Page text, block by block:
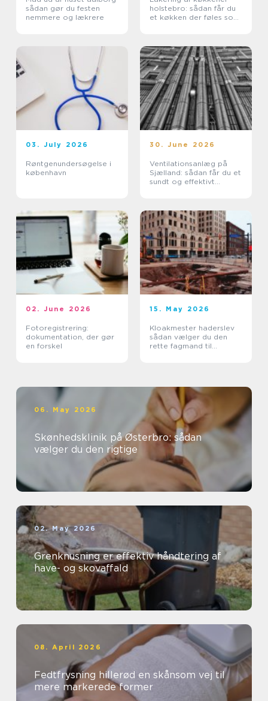
sådan gør du festen
nemmere og lækrere
holstebro: sådan får du
et køkken der føles som
03. July 2026
Røntgenundersøgelse i
københavn
30. June 2026
Ventilationsanlæg på
Sjælland: sådan får du et
sundt og effektivt
02. June 2026
Fotoregistrering:
dokumentation, der gør
en forskel
15. May 2026
Kloakmester haderslev
sådan vælger du den
rette fagmand til
06. May 2026
Skønhedsklinik på Østerbro: sådan
vælger du den rigtige
02. May 2026
Grenknusning er effektiv håndtering af
have- og skovaffald
08. April 2026
Fedtfrysning hillerød en skånsom vej til
mere markerede former